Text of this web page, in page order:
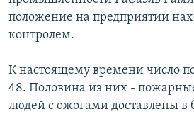
положение на предприятии
контролем.
К настоящему времени число
48. Половина из них -
людей с ожогами доставлены в